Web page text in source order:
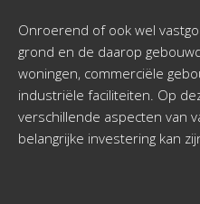
Onroerend of ook wel
grond en de daarop
woningen, commerciële
industriële faciliteiten. Op
verschillende aspecten van
belangrijke investering kan